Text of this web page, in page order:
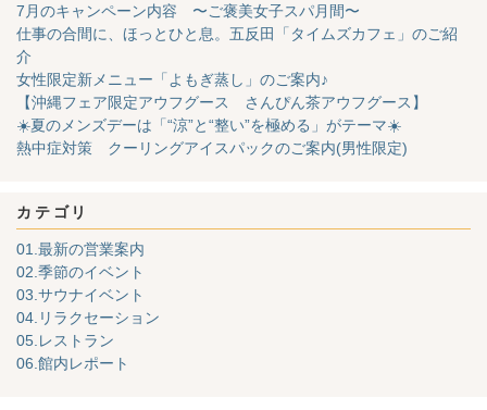
7月のキャンペーン内容 〜ご褒美女子スパ月間〜
仕事の合間に、ほっとひと息。五反田「タイムズカフェ」のご紹
介
女性限定新メニュー「よもぎ蒸し」のご案内♪
【沖縄フェア限定アウフグース さんぴん茶アウフグース】
☀️夏のメンズデーは「“涼”と“整い”を極める」がテーマ☀️
熱中症対策 クーリングアイスパックのご案内(男性限定)
カテゴリ
01.最新の営業案内
02.季節のイベント
03.サウナイベント
04.リラクセーション
05.レストラン
06.館内レポート